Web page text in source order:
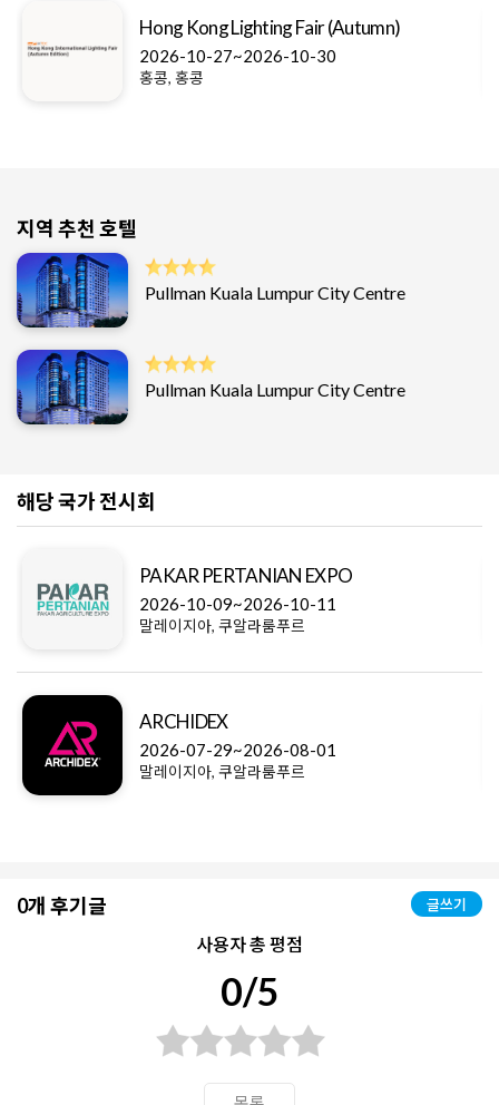
Hong Kong Lighting Fair (Autumn)
2026-10-27~2026-10-30
홍콩, 홍콩
지역 추천 호텔
Pullman Kuala Lumpur City Centre
Pullman Kuala Lumpur City Centre
해당 국가 전시회
PAKAR PERTANIAN EXPO
2026-10-09~2026-10-11
말레이지아, 쿠알라룸푸르
ARCHIDEX
2026-07-29~2026-08-01
말레이지아, 쿠알라룸푸르
0개 후기글 글쓰기
사용자 총 평점
0/5